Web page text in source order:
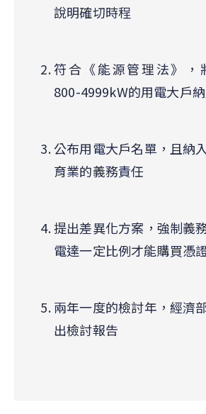
說明確切時程
符合《能源管理法》，
800-4999kW的用電大戶
公布用電大戶名單，且納
育業的義務責任
提出差異化方案，強制義
電達一定比例才能購買憑
兩年一度的檢討年，經濟
出檢討報告